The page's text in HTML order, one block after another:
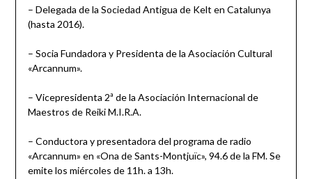
– Delegada de la Sociedad Antigua de Kelt en Catalunya
(hasta 2016).
– Socia Fundadora y Presidenta de la Asociación Cultural
«Arcannum».
– Vicepresidenta 2ª de la Asociación Internacional de
Maestros de Reiki M.I.R.A.
– Conductora y presentadora del programa de radio
«Arcannum» en «Ona de Sants-Montjuïc», 94.6 de la FM. Se
emite los miércoles de 11h. a 13h.